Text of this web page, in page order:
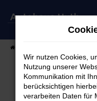
Zum
Wir nutzen Cookies,
Nutzung unserer
Kommunikation mit
berücksichtigen
verarbeiten Daten für